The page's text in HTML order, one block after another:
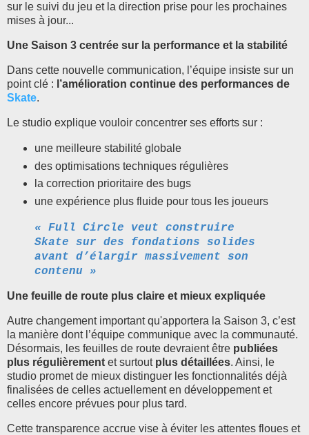
sur le suivi du jeu et la direction prise pour les prochaines
mises à jour...
Une Saison 3 centrée sur la performance et la stabilité
Dans cette nouvelle communication, l’équipe insiste sur un
point clé : l’amélioration continue des performances de
Skate.
Le studio explique vouloir concentrer ses efforts sur :
une meilleure stabilité globale
des optimisations techniques régulières
la correction prioritaire des bugs
une expérience plus fluide pour tous les joueurs
« Full Circle veut construire
Skate sur des fondations solides
avant d’élargir massivement son
contenu »
Une feuille de route plus claire et mieux expliquée
Autre changement important qu'apportera la Saison 3, c’est
la manière dont l’équipe communique avec la communauté.
Désormais, les feuilles de route devraient être publiées
plus régulièrement et surtout plus détaillées. Ainsi, le
studio promet de mieux distinguer les fonctionnalités déjà
finalisées de celles actuellement en développement et
celles encore prévues pour plus tard.
Cette transparence accrue vise à éviter les attentes floues et